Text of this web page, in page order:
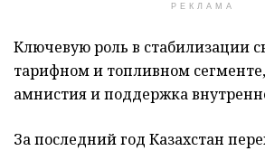
РЕКЛАМА
Ключевую роль в стабилизации
тарифном и топливном
амнистия и поддержка
За последний год Казахстан